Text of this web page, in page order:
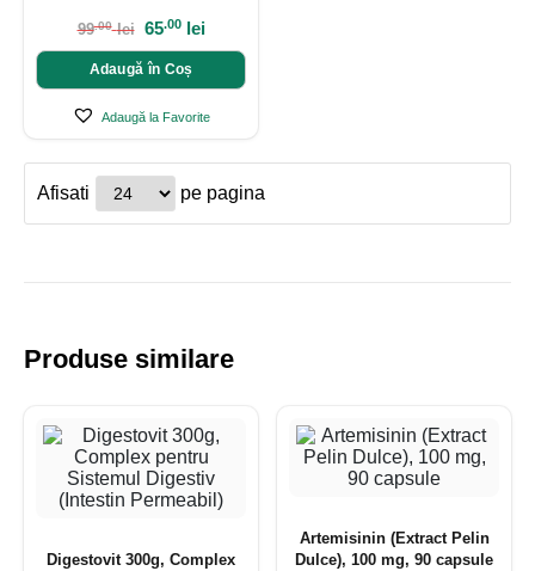
99.00 lei 65.00 lei
Adaugă în Coș
Adaugă la Favorite
Afisati pe pagina
Produse similare
Digestovit 300g, Complex
Artemisinin (Extract Pelin
Dulce), 100 mg, 90 capsule